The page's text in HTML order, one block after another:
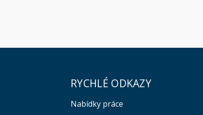
RYCHLÉ ODKAZY
Nabídky práce